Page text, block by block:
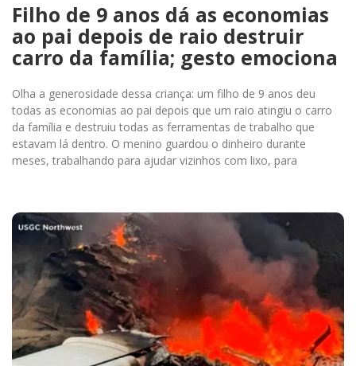
Filho de 9 anos dá as economias
ao pai depois de raio destruir
carro da família; gesto emociona
Olha a generosidade dessa criança: um filho de 9 anos deu
todas as economias ao pai depois que um raio atingiu o carro
da família e destruiu todas as ferramentas de trabalho que
estavam lá dentro. O menino guardou o dinheiro durante
meses, trabalhando para ajudar vizinhos com lixo, para